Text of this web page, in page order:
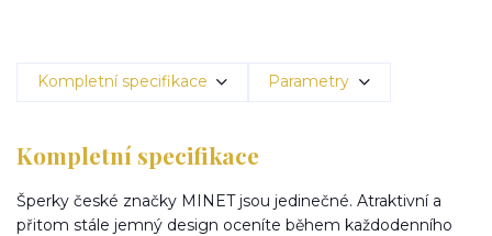
Kompletní specifikace Parametry
Kompletní specifikace
Šperky české značky MINET jsou jedinečné. Atraktivní a
přitom stále jemný design oceníte během každodenního